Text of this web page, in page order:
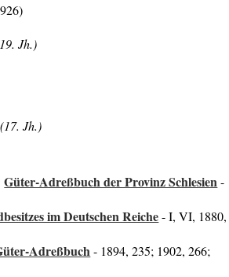
Jh.)
Jh.)
Güter-Adreßbuch der Provinz Schlesien-
im Deutschen Reiche- I, VI, 1880,
Adreßbuch- 1894, 235; 1902, 266;